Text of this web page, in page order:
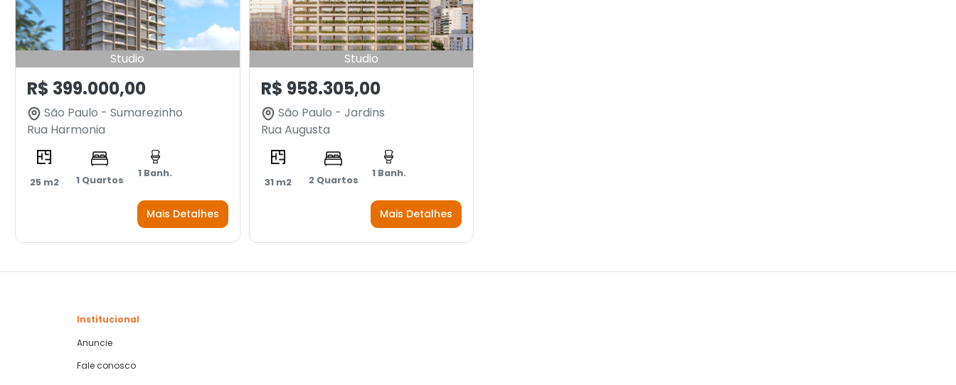
Studio
R$ 399.000,00
São Paulo - Sumarezinho
Rua Harmonia
25 m2 1 Quartos
1 Banh.
Mais Detalhes
Studio
R$ 958.305,00
São Paulo - Jardins
Rua Augusta
31 m2 2 Quartos
1 Banh.
Mais Detalhes
Institucional
Anuncie
Fale conosco